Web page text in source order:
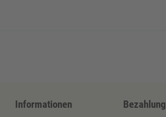
Bezahlung
Informationen